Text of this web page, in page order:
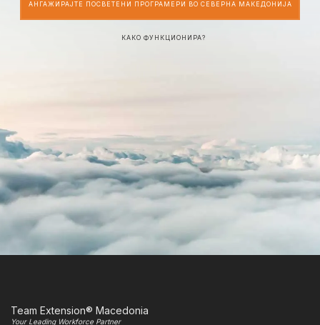
АНГАЖИРАЈТЕ ПОСВЕТЕНИ ПРОГРАМЕРИ ВО СЕВЕРНА МАКЕДОНИЈА
КАКО ФУНКЦИОНИРА?
Team Extension® Macedonia
Your Leading Workforce Partner